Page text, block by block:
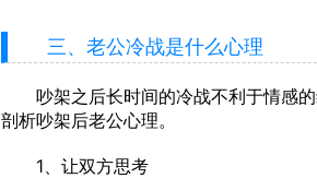
三、老公冷战是什么心理
吵架之后长时间的冷战不利于情感的
剖析吵架后老公心理。
1、让双方思考